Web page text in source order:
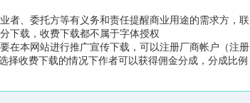
者、委托方等有义务和责任提醒商业用途的需求方，联
下载，收费下载都不属于字体授权
在本网站进行推广宣传下载，可以注册厂商帐户（注册
费下载的情况下作者可以获得佣金分成，分成比例